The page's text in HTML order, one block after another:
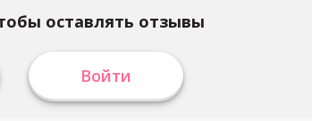
оставлять отзывы
Войти